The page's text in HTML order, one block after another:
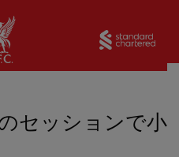
家
セッションで小